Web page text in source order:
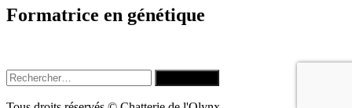
Formatrice en génétique
Rechercher :